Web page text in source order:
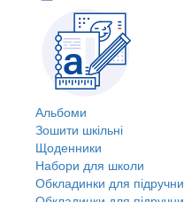
Альбоми
Зошити шкільні
Щоденники
Набори для школи
Обкладинки для